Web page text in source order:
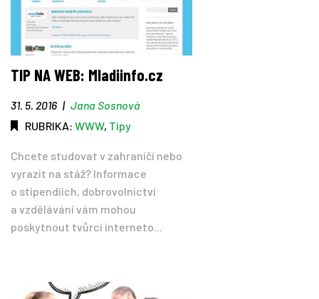
TIP NA WEB: Mladiinfo.cz
31. 5. 2016 | Jana Sosnová
RUBRIKA: WWW, Tipy
Chcete studovat v zahraničí nebo
vyrazit na stáž? Informace
o stipendiích, dobrovolnictví
a vzdělávání vám mohou
poskytnout tvůrci interneto...